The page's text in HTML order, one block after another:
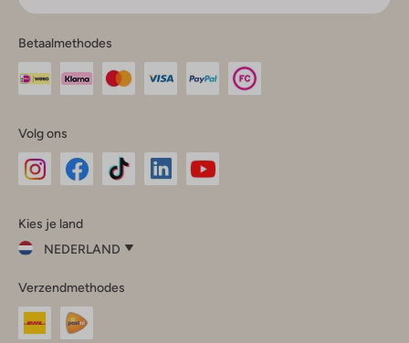
Betaalmethodes
Volg ons
InstagramFacebook
Kies je land
NEDERLAND
je
land
Nederland
Verzendmethodes